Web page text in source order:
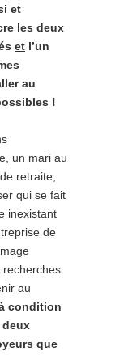
et
les deux
et l’un
au
!
un mari au
retraite,
qui se fait
inexistant
de
recherches
au
condition
deux
que